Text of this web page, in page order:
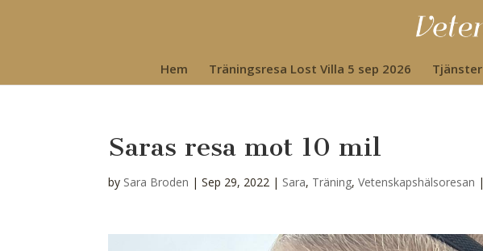
Hem Träningsresa Lost Villa 5 sep 2026 Tjänster
Saras resa mot 10 mil
by Sara Broden |Sep 29, 2022 | Sara, Träning,Vetenskapshälsoresan |